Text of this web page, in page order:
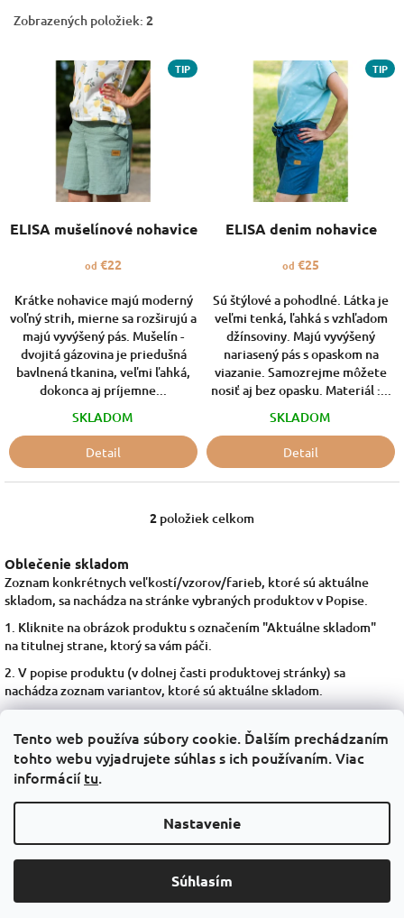
Tento web používa súbory cookie. Ďalším prechádzaním
tohto webu vyjadrujete súhlas s ich používaním. Viac
informáciítu.
Nastavenie
Súhlasím
Ak máte otázky, spýtajte sa nás na info@krido.sk
Zobrazených položiek: 2
d
u
v
TIP
ELISA mušelínové nohavice
od €22
Krátke nohavice majú moderný
voľný strih, mierne sa rozširujú a
majú vyvýšený pás. Mušelín -
dvojitá gázovina je priedušná
bavlnená tkanina, veľmi ľahká,
dokonca aj príjemne...
SKLADOM
Detail
TIP
ELISA denim nohavice
od €25
Sú štýlové a pohodlné. Látka je
veľmi tenká, ľahká s vzhľadom
džínsoviny. Majú vyvýšený
nariasený pás s opaskom na
viazanie. Samozrejme môžete
nosiť aj bez opasku. Materiál :...
SKLADOM
Detail
O
á
d
a
c
i
p
r
v
y
v
p
i
s
u
2 položiek celkom
Oblečenie skladom
Zoznam konkrétnych veľkostí/vzorov/farieb, ktoré sú aktuálne
skladom, sa nachádza na stránke vybraných produktov v Popise.
1. Kliknite na obrázok produktu s označením "Aktuálne skladom"
na titulnej strane, ktorý sa vám páči.
2. V popise produktu (v dolnej časti produktovej stránky) sa
nachádza zoznam variantov, ktoré sú aktuálne skladom.
variantu a vložte do košíka. Ďalej postupujte podľa inštrukcií e-
shopu.